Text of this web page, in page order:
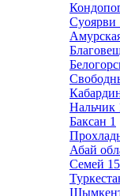
Суоярви
Нальчик
Баксан 1
Абай
Семей 15